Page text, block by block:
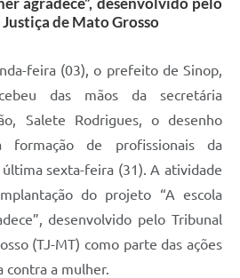
de Mato Grosso
feira (03), o prefeito de Sinop,
das mãos da secretária
Salete Rodrigues, o desenho
formação de profissionais da
última sexta-feira (31). A atividade
do projeto “A escola
desenvolvido pelo Tribunal
(TJ-MT) como parte das ações
contra a mulher.